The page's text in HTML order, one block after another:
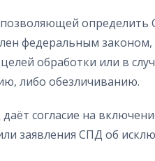
федеральным
обработки или в
либо обезличиванию.
согласие на
заявления СПД об